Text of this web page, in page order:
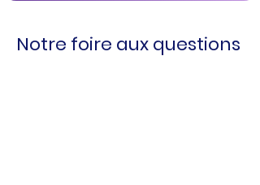
Notre foire aux questions